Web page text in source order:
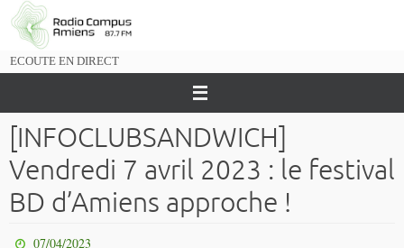
Passer
vers
ECOUTE EN DIRECT
[INFOCLUBSANDWICH]
Vendredi 7 avril 2023 : le festival
BD d’Amiens approche !
07/04/2023